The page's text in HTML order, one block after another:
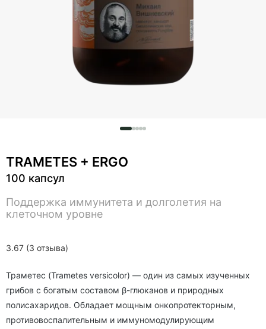
3.67 (3 отзыва)
TRAMETES + ERGO
100 капсул
Поддержка иммунитета и долголетия на
клеточном уровне
Траметес (Trametes versicolor) — один из самых изученных
грибов с богатым составом β-глюканов и природных
полисахаридов. Обладает мощным онкопротекторным,
противовоспалительным и иммуномодулирующим